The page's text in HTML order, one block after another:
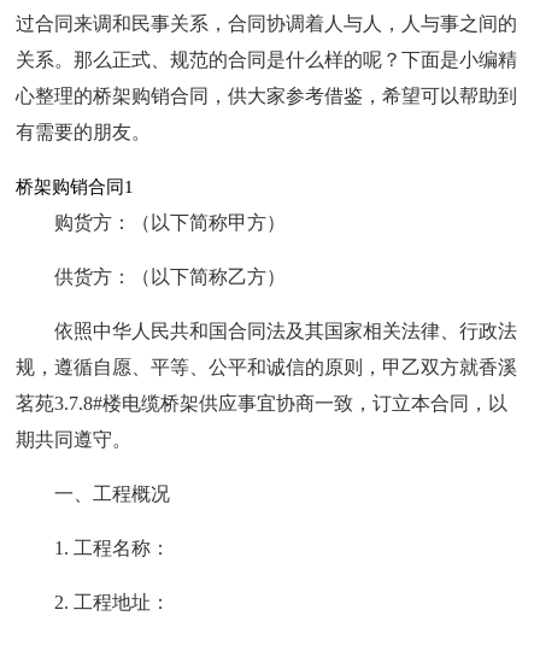
过合同来调和民事关系，合同协调着人与人，人与事之间的
关系。那么正式、规范的合同是什么样的呢？下面是小编精
心整理的桥架购销合同，供大家参考借鉴，希望可以帮助到
有需要的朋友。
桥架购销合同1
购货方：（以下简称甲方）
供货方：（以下简称乙方）
依照中华人民共和国合同法及其国家相关法律、行政法
规，遵循自愿、平等、公平和诚信的原则，甲乙双方就香溪
茗苑3.7.8#楼电缆桥架供应事宜协商一致，订立本合同，以
期共同遵守。
一、工程概况
1. 工程名称：
2. 工程地址：